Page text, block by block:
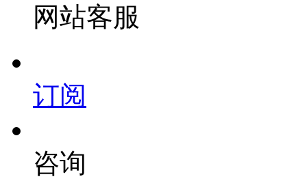
网站客服
订阅
咨询